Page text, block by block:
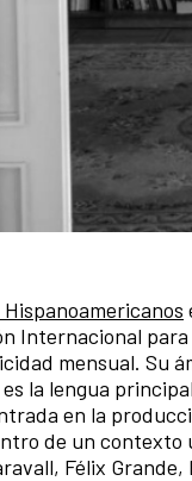
Internacional
mensual. Su
la lengua
en la
de un contexto
Félix